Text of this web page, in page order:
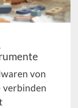
von
verbinden